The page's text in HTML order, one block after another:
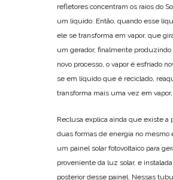
refletores concentram os raios do
um líquido. Então, quando esse
ele se transforma em vapor, que
um gerador, finalmente
novo processo, o vapor é esfriado
se em líquido que é reciclado,
transforma mais uma vez em
Reclusa explica ainda que existe a
duas formas de energia no mesmo
um painel solar fotovoltaico para
proveniente da luz solar, e
posterior desse painel. Nessas